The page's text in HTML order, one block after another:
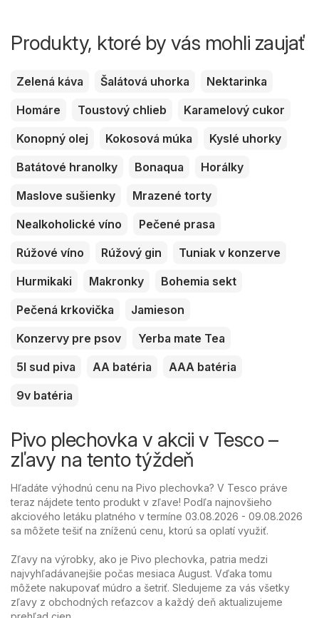
Produkty, ktoré by vás mohli zaujať
Zelená káva Šalátová uhorka
Nektarinka
Homáre
Toustový chlieb
Karamelový cukor
Konopný olej
Kokosová múka
Kyslé uhorky
Batátové hranolky
Bonaqua
Horálky
Maslove sušienky
Mrazené torty
Nealkoholické víno
Pečené prasa
Rúžové víno
Rúžový gin
Tuniak v konzerve
Hurmikaki
Makronky
Bohemia sekt
Pečená krkovička
Jamieson
Konzervy pre psov
Yerba mate Tea
5l sud piva
AA batéria
AAA batéria
9v batéria
Pivo plechovka v akcii v Tesco –
zľavy na tento týždeň
Hľadáte výhodnú cenu na Pivo plechovka? V Tesco práve
teraz nájdete tento produkt v zľave! Podľa najnovšieho
akciového letáku platného v termíne 03.08.2026 - 09.08.2026
sa môžete tešiť na zníženú cenu, ktorú sa oplatí využiť.
Zľavy na výrobky, ako je Pivo plechovka, patria medzi
najvyhľadávanejšie počas mesiaca August. Vďaka tomu
môžete nakupovať múdro a šetriť. Sledujeme za vás všetky
zľavy z obchodných reťazcov a každý deň aktualizujeme